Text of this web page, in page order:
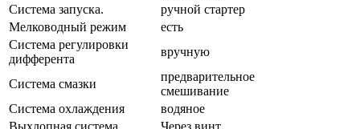
Система запуска.
ручной стартер
Мелководный режим
есть
Система регулировки
дифферента
вручную
Система смазки
предварительное
смешивание
Система охлаждения
водяное